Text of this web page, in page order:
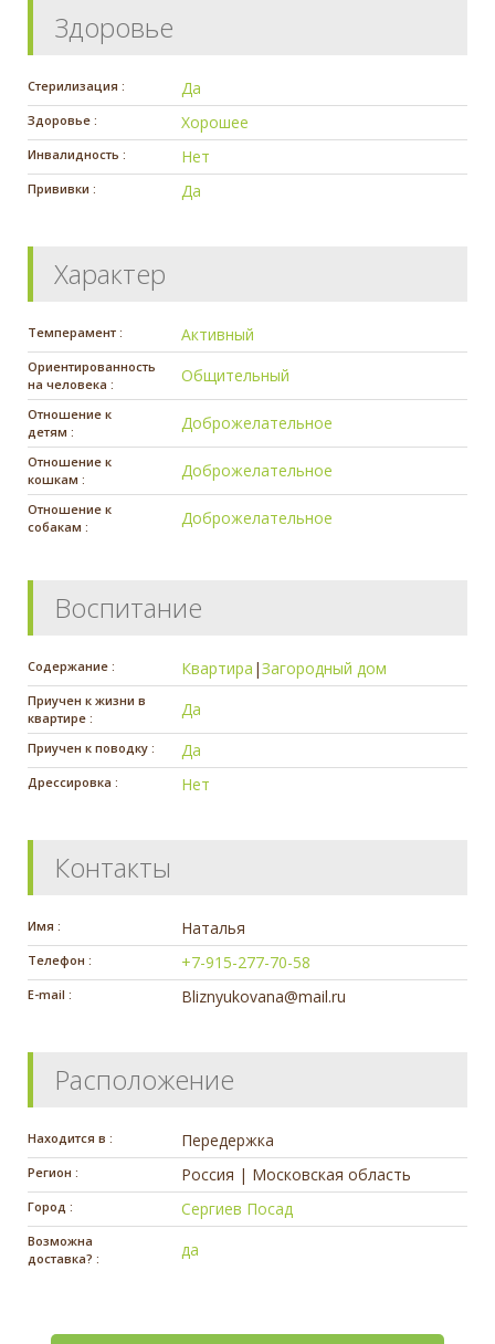
Здоровье
Стерилизация : Да
Здоровье : Хорошее
Инвалидность : Нет
Прививки : Да
Характер
Темперамент : Активный
Ориентированность
на человека :
Общительный
Отношение к
детям :
Доброжелательное
Отношение к
кошкам :
Доброжелательное
Отношение к
собакам :
Доброжелательное
Воспитание
Содержание : Квартира |Загородный дом
Приучен к жизни в
квартире :
Да
Приучен к поводку : Да
Дрессировка : Нет
Контакты
Имя : Наталья
Телефон : +7-915-277-70-58
E-mail : Bliznyukovana@mail.ru
Расположение
Находится в : Передержка
Регион : Россия | Московская область
Город : Сергиев Посад
Возможна
доставка? :
да